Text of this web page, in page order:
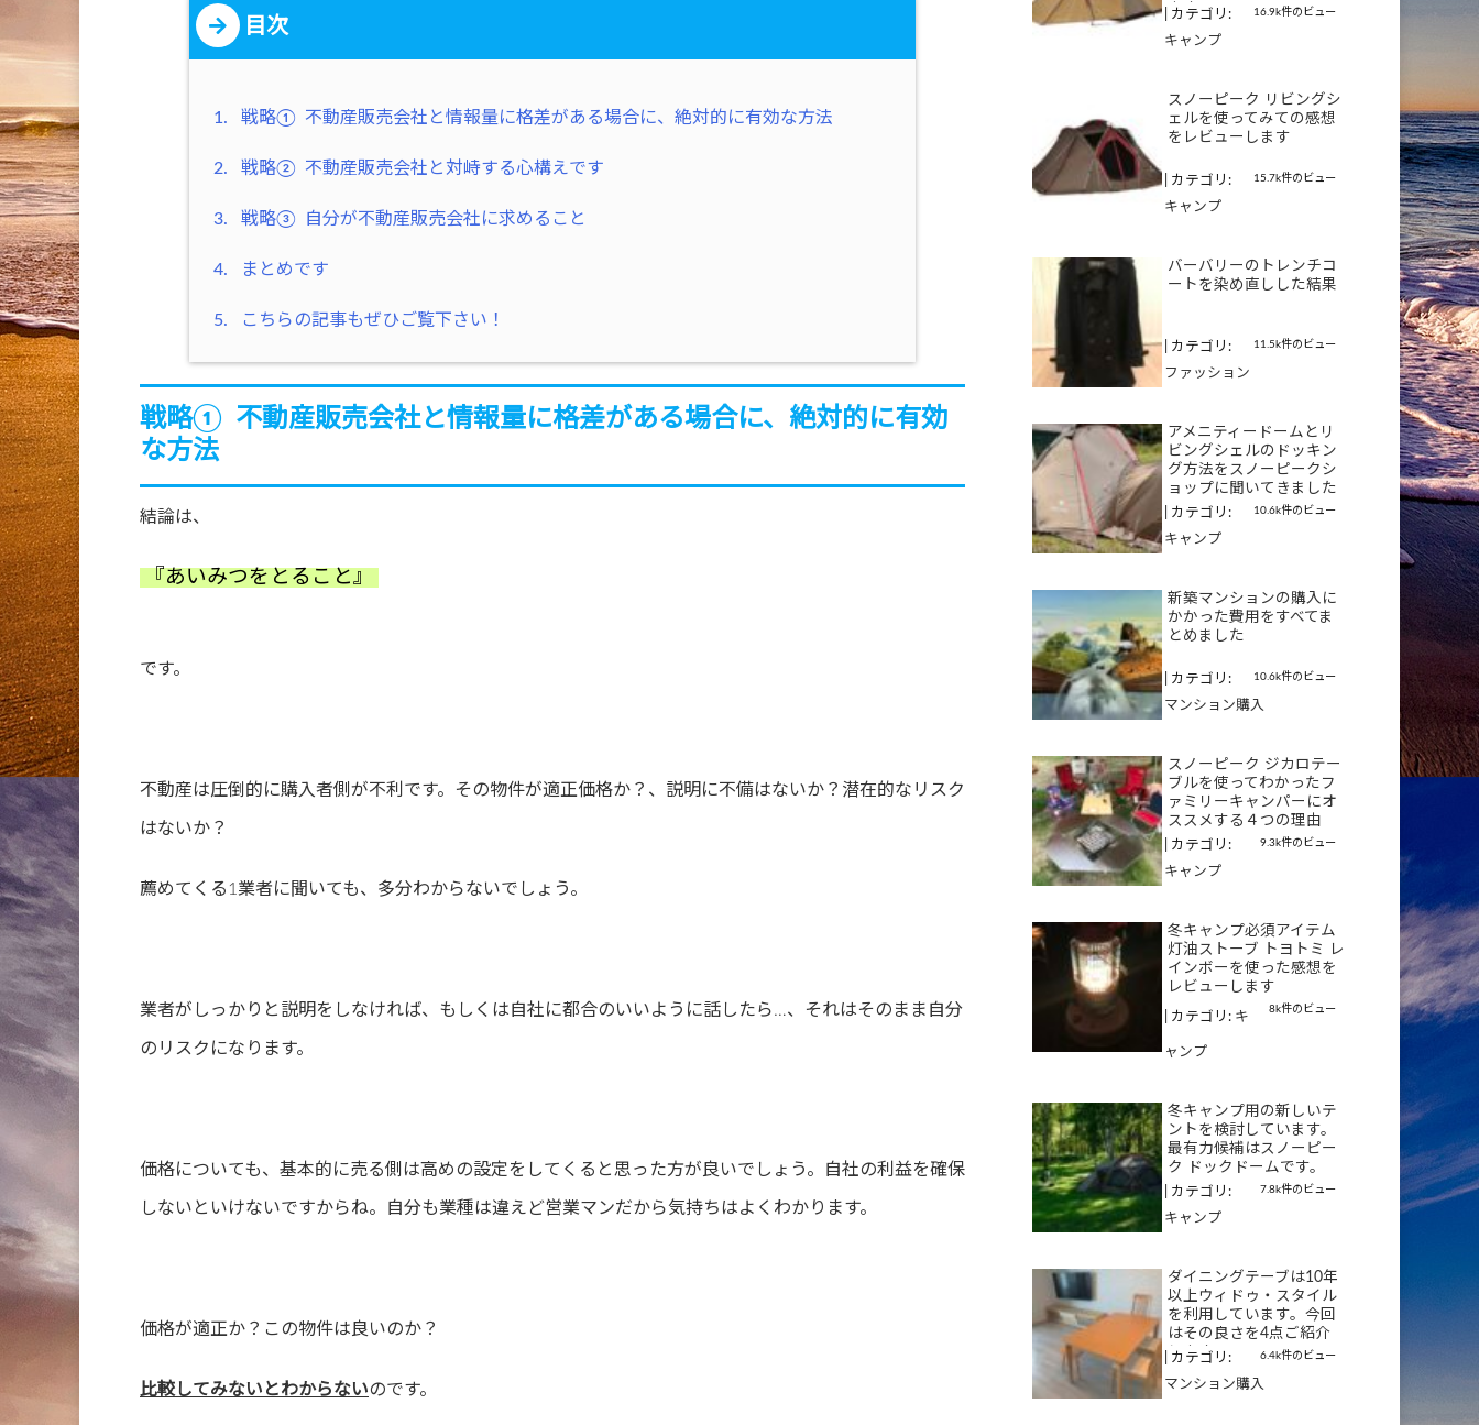
目次
1. 戦略① 不動産販売会社と情報量に格差がある場合に、絶対的に有効な方法
2. 戦略② 不動産販売会社と対峙する心構えです
3. 戦略③ 自分が不動産販売会社に求めること
4. まとめです
5. こちらの記事もぜひご覧下さい！
戦略① 不動産販売会社と情報量に格差がある場合に、絶対的に有効
な方法
結論は、
『あいみつをとること』
です。
不動産は圧倒的に購入者側が不利です。その物件が適正価格か？、説明に不備はないか？潜在的なリスク
はないか？
薦めてくる1業者に聞いても、多分わからないでしょう。
業者がしっかりと説明をしなければ、もしくは自社に都合のいいように話したら…、それはそのまま自分
のリスクになります。
価格についても、基本的に売る側は高めの設定をしてくると思った方が良いでしょう。自社の利益を確保
しないといけないですからね。自分も業種は違えど営業マンだから気持ちはよくわかります。
価格が適正か？この物件は良いのか？
比較してみないとわからないのです。
ます
16.9k件のビュー
カテゴリ:
キャンプ
スノーピーク リビングシ
ェルを使ってみての感想
をレビューします
15.7k件のビュー
カテゴリ:
キャンプ
バーバリーのトレンチコ
ートを染め直しした結果
11.5k件のビュー
カテゴリ:
ファッション
アメニティードームとリ
ビングシェルのドッキン
グ方法をスノーピークシ
ョップに聞いてきました
10.6k件のビュー
カテゴリ:
キャンプ
新築マンションの購入に
かかった費用をすべてま
とめました
10.6k件のビュー
カテゴリ:
マンション購入
スノーピーク ジカロテー
ブルを使ってわかったフ
ァミリーキャンパーにオ
ススメする４つの理由
9.3k件のビュー
カテゴリ:
キャンプ
冬キャンプ必須アイテム
灯油ストーブ トヨトミ レ
インボーを使った感想を
レビューします
8k件のビュー
カテゴリ: キ
ャンプ
冬キャンプ用の新しいテ
ントを検討しています。
最有力候補はスノーピー
ク ドックドームです。
7.8k件のビュー
カテゴリ:
キャンプ
ダイニングテーブは10年
以上ウィドゥ・スタイル
を利用しています。今回
はその良さを4点ご紹介
します
6.4k件のビュー
カテゴリ:
マンション購入